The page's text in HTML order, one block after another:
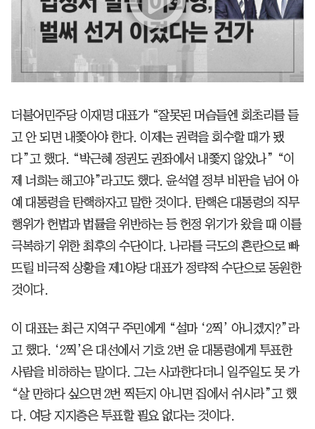
더불어민주당 이재명 대표가 “잘못된 머슴들엔 회초리를 들
고 안 되면 내쫓아야 한다. 이제는 권력을 회수할 때가 됐
다”고 했다. “박근혜 정권도 권좌에서 내쫓지 않았나” “이
제 너희는 해고야”라고도 했다. 윤석열 정부 비판을 넘어 아
예 대통령을 탄핵하자고 말한 것이다. 탄핵은 대통령의 직무
행위가 헌법과 법률을 위반하는 등 헌정 위기가 왔을 때 이를
극복하기 위한 최후의 수단이다. 나라를 극도의 혼란으로 빠
뜨릴 비극적 상황을 제1야당 대표가 정략적 수단으로 동원한
것이다.
이 대표는 최근 지역구 주민에게 “설마 ‘2찍’ 아니겠지?”라
고 했다. ‘2찍’은 대선에서 기호 2번 윤 대통령에게 투표한
사람을 비하하는 말이다. 그는 사과한다더니 일주일도 못 가
“살 만하다 싶으면 2번 찍든지 아니면 집에서 쉬시라”고 했
다. 여당 지지층은 투표할 필요 없다는 것이다.